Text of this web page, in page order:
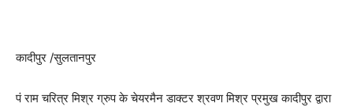
कादीपुर /सुलतानपुर
पं राम चरित्र मिश्र ग्रुप के चेयरमैन डाक्टर श्रवण मिश्र प्रमुख कादीपुर द्वारा